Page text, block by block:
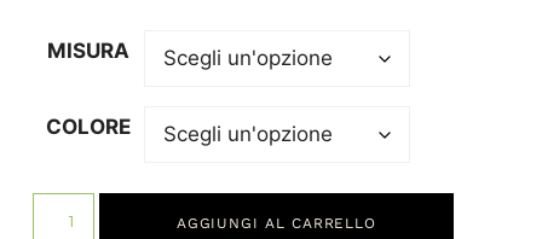
MISURA
COLORE
AGGIUNGI AL CARRELLO